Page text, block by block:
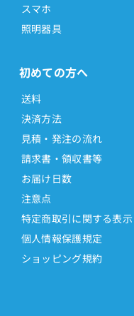
スマホ
照明器具
初めての方へ
送料
決済方法
見積・発注の流れ
請求書・領収書等
お届け日数
注意点
特定商取引に関する表示
個人情報保護規定
ショッピング規約